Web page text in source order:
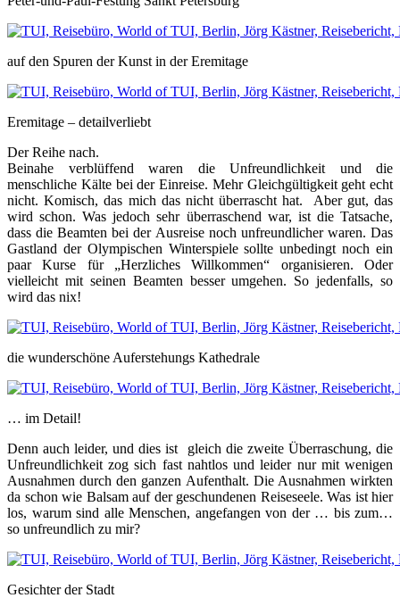
auf den Spuren der Kunst in der Eremitage
Eremitage – detailverliebt
Der Reihe nach.
Beinahe verblüffend waren die Unfreundlichkeit und die
menschliche Kälte bei der Einreise. Mehr Gleichgültigkeit geht echt
nicht. Komisch, das mich das nicht überrascht hat. Aber gut, das
wird schon. Was jedoch sehr überraschend war, ist die Tatsache,
dass die Beamten bei der Ausreise noch unfreundlicher waren. Das
Gastland der Olympischen Winterspiele sollte unbedingt noch ein
paar Kurse für „Herzliches Willkommen“ organisieren. Oder
vielleicht mit seinen Beamten besser umgehen. So jedenfalls, so
wird das nix!
die wunderschöne Auferstehungs Kathedrale
… im Detail!
Denn auch leider, und dies ist gleich die zweite Überraschung, die
Unfreundlichkeit zog sich fast nahtlos und leider nur mit wenigen
Ausnahmen durch den ganzen Aufenthalt. Die Ausnahmen wirkten
da schon wie Balsam auf der geschundenen Reiseseele. Was ist hier
los, warum sind alle Menschen, angefangen von der … bis zum…
so unfreundlich zu mir?
Gesichter der Stadt